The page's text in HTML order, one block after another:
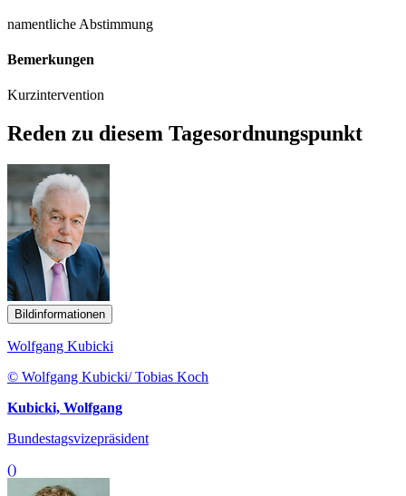
namentliche Abstimmung
Bemerkungen
Kurzintervention
Reden zu diesem Tagesordnungspunkt
Bildinformationen
Wolfgang Kubicki
© Wolfgang Kubicki/ Tobias Koch
Kubicki, Wolfgang
Bundestagsvizepräsident
()